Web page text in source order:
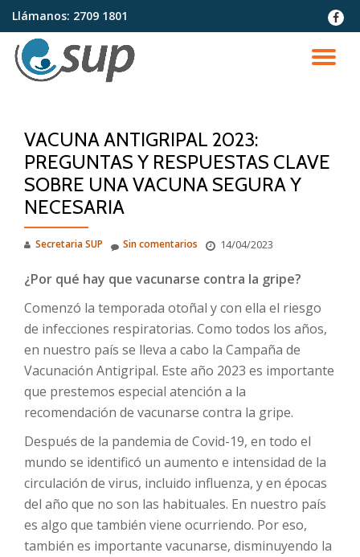
Saltar
contenido
Llámanos: 2709 1801
fa-
VACUNA ANTIGRIPAL 2023:
PREGUNTAS Y RESPUESTAS CLAVE
SOBRE UNA VACUNA SEGURA Y
NECESARIA
Secretaria SUP 14/04/2023
Sin comentarios
¿Por qué hay que vacunarse contra la gripe?
Comenzó la temporada otoñal y con ella el riesgo
de infecciones respiratorias. Como todos los años,
en nuestro país se lleva a cabo la Campaña de
Vacunación Antigripal. Este año 2023 es importante
que prestemos especial atención a la
recomendación de vacunarse contra la gripe.
Después de la pandemia de Covid-19, en todo el
mundo se identificó un aumento e intensidad de la
circulación de virus, incluido influenza, y en épocas
del año que no son las habituales. En nuestro país
es algo que también viene ocurriendo. Por eso,
también es importante vacunarse, disminuyendo la